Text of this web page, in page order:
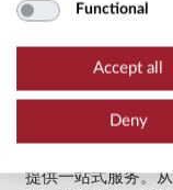
提供一站式服务。
Functional
Accept all
Deny